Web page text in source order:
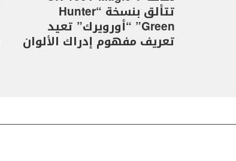
تتألق بنسخة “Hunter
Green” “أورويرك” تعيد
تعريف مفهوم إدراك الألوان